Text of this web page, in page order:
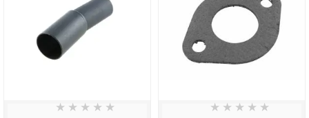
★ ★ ★ ★ ★ ★ ★ ★ ★ ★